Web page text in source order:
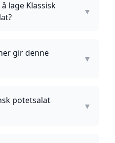
lage Klassisk
▼
gir denne
▼
potetsalat
▼